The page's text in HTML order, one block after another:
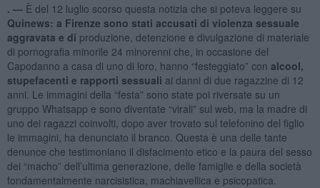
. — È del 12 luglio scorso questa notizia che si poteva leggere su
Quinews: a Firenze sono stati accusati di violenza sessuale
aggravata e di produzione, detenzione e divulgazione di materiale
di pornografia minorile 24 minorenni che, in occasione del
Capodanno a casa di uno di loro, hanno “festeggiato” con alcool,
stupefacenti e rapporti sessuali ai danni di due ragazzine di 12
anni. Le immagini della “festa” sono state poi riversate su un
gruppo Whatsapp e sono diventate “virali” sul web, ma la madre di
uno dei ragazzi coinvolti, dopo aver trovato sul telefonino del figlio
le immagini, ha denunciato il branco. Questa è una delle tante
denunce che testimoniano il disfacimento etico e la paura del sesso
dei “macho” dell’ultima generazione, delle famiglie e della società
fondamentalmente narcisistica, machiavellica e psicopatica.